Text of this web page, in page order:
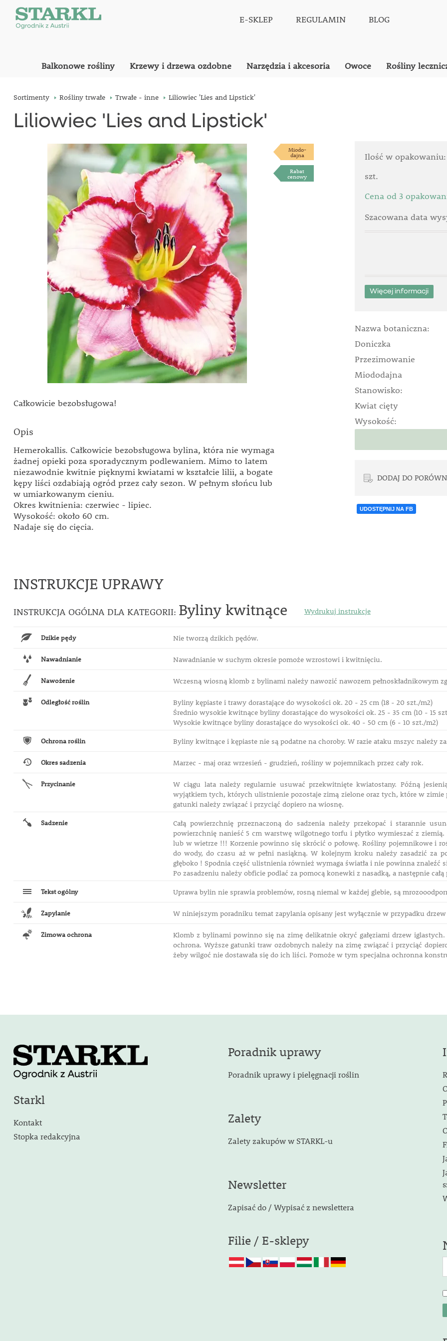
E-SKLEP REGULAMIN BLOG
Balkonowe rośliny Krzewy i drzewa ozdobne Narzędzia i akcesoria Owoce Rośliny
Sortimenty Rośliny trwałe Trwałe - inne Liliowiec 'Lies and Lipstick'
Liliowiec 'Lies and Lipstick'
Miodo-
dajna
Rabat
cenowy
Całkowicie bezobsługowa!
Opis
Hemerokallis. Całkowicie bezobsługowa bylina, która nie wymaga
żadnej opieki poza sporadycznym podlewaniem. Mimo to latem
niezawodnie kwitnie pięknymi kwiatami w kształcie lilii, a bogate
kępy liści ozdabiają ogród przez cały sezon. W pełnym słońcu lub
w umiarkowanym cieniu.
Okres kwitnienia: czerwiec - lipiec.
Wysokość: około 60 cm.
Nadaje się do cięcia.
Ilość w
szt.
Cena od 3
Szacowana data
Więcej informacji
Nazwa botaniczna:
Doniczka
Przezimowanie
Miododajna
Stanowisko:
Kwiat cięty
Wysokość:
DODAJ DO
UDOSTĘPNIJ NA FB
INSTRUKCJE UPRAWY
INSTRUKCJA OGÓLNA DLA KATEGORII: Byliny kwitnące Wydrukuj instrukcje
Dzikie pędy Nie tworzą dzikich pędów.
Nawadnianie Nawadnianie w suchym okresie pomoże wzrostowi i kwitnięciu.
Nawożenie Wczesną wiosną klomb z bylinami należy nawozić nawozem pełnoskładnikowym
Odległość roślin
Byliny kępiaste i trawy dorastające do wysokości ok. 20 - 25 cm (18 - 20 szt./m2)
Średnio wysokie kwitnące byliny dorastające do wysokości ok. 25 - 35 cm (10 - 15
Wysokie kwitnące byliny dorastające do wysokości ok. 40 - 50 cm (6 - 10 szt./m2)
Ochrona roślin Byliny kwitnące i kępiaste nie są podatne na choroby. W razie ataku mszyc należy
Okres sadzenia Marzec - maj oraz wrzesień - grudzień, rośliny w pojemnikach przez cały rok.
Przycinanie
W ciągu lata należy regularnie usuwać przekwitnięte kwiatostany. Późną
wyjątkiem tych, których ulistnienie pozostaje zimą zielone oraz tych, które w zimie
gatunki należy związać i przyciąć dopiero na wiosnę.
Sadzenie
Całą powierzchnię przeznaczoną do sadzenia należy przekopać i starannie
powierzchnię nanieść 5 cm warstwę wilgotnego torfu i płytko wymieszać z
lub w wietrze !!! Korzenie powinno się skrócić o połowę. Rośliny pojemnikowe i
do wody, do czasu aż w pełni nasiąkną. W kolejnym kroku należy zasadzić za
głęboko ! Spodnia część ulistnienia również wymaga światła i nie powinna znaleźć
Po zasadzeniu należy obficie podlać za pomocą konewki z nasadką, a następnie
Tekst ogólny Uprawa bylin nie sprawia problemów, rosną niemal w każdej glebie, są
Zapylanie W niniejszym poradniku temat zapylania opisany jest wyłącznie w przypadku
Zimowa ochrona
Klomb z bylinami powinno się na zimę delikatnie okryć gałęziami drzew
ochrona. Wyższe gatunki traw ozdobnych należy na zimę związać i przyciąć
żeby wilgoć nie dostawała się do ich liści. Pomoże w tym specjalna ochronna
Starkl
Kontakt
Stopka redakcyjna
Poradnik uprawy
Poradnik uprawy i pielęgnacji roślin
Zalety
Zalety zakupów w STARKL-u
Newsletter
Zapisać do / Wypisać z newslettera
Filie / E-sklepy